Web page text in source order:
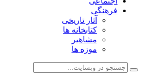
فرهنگی
آثار تاریخی
کتابخانه ها
مشاهیر
موزه ها